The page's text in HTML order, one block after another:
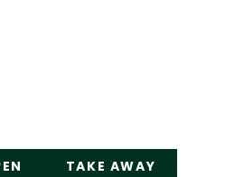
TAKE AWAY